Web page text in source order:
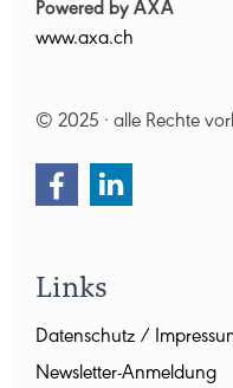
Powered by AXA
www.axa.ch
© 2025 · alle Rechte
Links
Datenschutz /
Newsletter-Anmeldung